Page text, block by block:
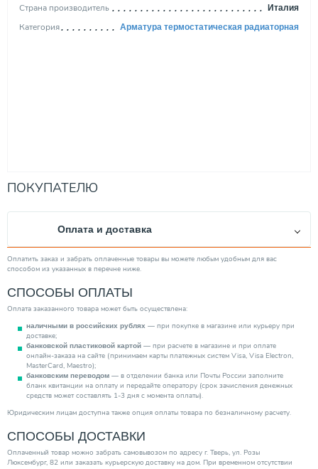
Страна производитель Италия
Категория Арматура термостатическая радиаторная
ПОКУПАТЕЛЮ
Оплата и доставка
Оплатить заказ и забрать оплаченные товары вы можете любым удобным для вас
способом из указанных в перечне ниже.
СПОСОБЫ ОПЛАТЫ
Оплата заказанного товара может быть осуществлена:
наличными в российских рублях — при покупке в магазине или курьеру при
доставке;
банковской пластиковой картой — при расчете в магазине и при оплате
онлайн-заказа на сайте (принимаем карты платежных систем Visa, Visa Electron,
MasterCard, Maestro);
банковским переводом — в отделении банка или Почты России заполните
бланк квитанции на оплату и передайте оператору (срок зачисления денежных
средств может составлять 1-3 дня с момента оплаты).
Юридическим лицам доступна также опция оплаты товара по безналичному расчету.
СПОСОБЫ ДОСТАВКИ
Оплаченный товар можно забрать самовывозом по адресу г. Тверь, ул. Розы
Люксембург, 82 или заказать курьерскую доставку на дом. При временном отсутствии